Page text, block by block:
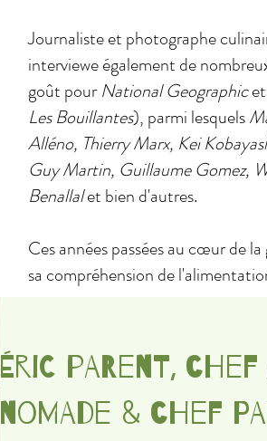
Journaliste et photographe
interviewe également de
goût pourNational Geographicet
Les Bouillantes), parmi lesquels
Alléno, Thierry Marx, Kei
Guy Martin, Guillaume Gomez,
Benallalet bien d'autres.
Ces années passées au cœur de
sa compréhension de
Éric Parent, chef
nomade & chef